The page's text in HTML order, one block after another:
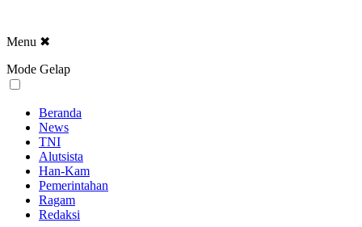
Menu ✖
Mode Gelap
Beranda
News
TNI
Alutsista
Han-Kam
Pemerintahan
Ragam
Redaksi